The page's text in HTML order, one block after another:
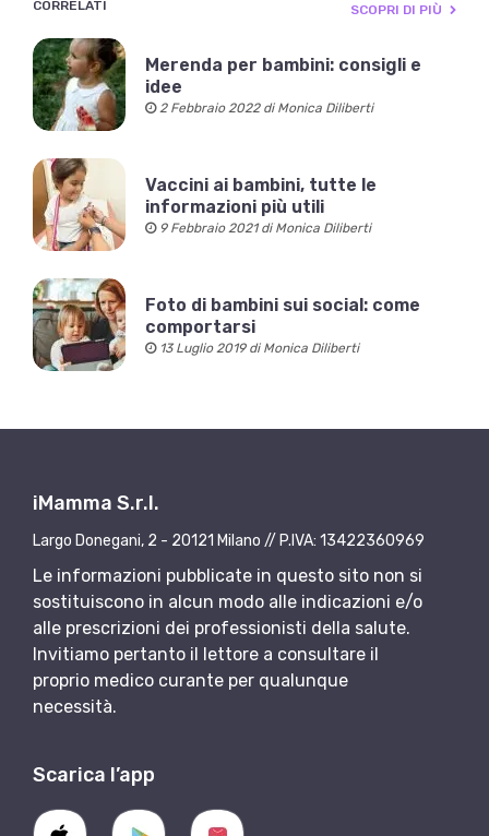
CORRELATI SCOPRI DI PIÙ
Merenda per bambini: consigli e
idee
2 Febbraio 2022 di Monica Diliberti
Vaccini ai bambini, tutte le
informazioni più utili
9 Febbraio 2021 di Monica Diliberti
Foto di bambini sui social: come
comportarsi
13 Luglio 2019 di Monica Diliberti
iMamma S.r.l.
Largo Donegani, 2 - 20121 Milano // P.IVA: 13422360969
Le informazioni pubblicate in questo sito non si
sostituiscono in alcun modo alle indicazioni e/o
alle prescrizioni dei professionisti della salute.
Invitiamo pertanto il lettore a consultare il
proprio medico curante per qualunque
necessità.
Scarica l’app